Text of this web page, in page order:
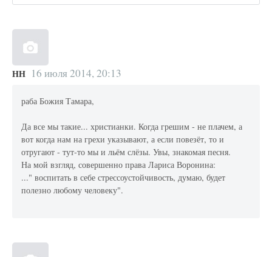
НН 16 июля 2014, 20:13
раба Божия Тамара,
Да все мы такие... христианки. Когда грешим - не плачем, а
вот когда нам на грехи указывают, а если повезёт, то и
отругают - тут-то мы и льём слёзы. Увы, знакомая песня.
На мой взгляд, совершенно права Лариса Воронина:
..." воспитать в себе стрессоустойчивость, думаю, будет
полезно любому человеку".